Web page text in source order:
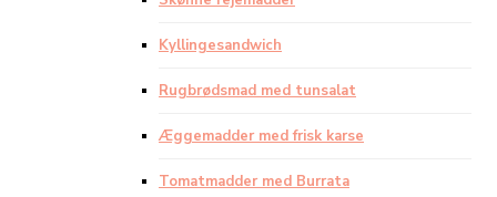
Kyllingesandwich
Rugbrødsmad med tunsalat
Æggemadder med frisk karse
Tomatmadder med Burrata